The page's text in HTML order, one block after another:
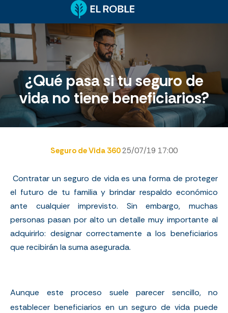
¿Qué pasa si tu seguro de
vida no tiene beneficiarios?
Seguro de Vida 36025/07/19 17:00
Contratar un seguro de vida es una forma de proteger
el futuro de tu familia y brindar respaldo económico
ante cualquier imprevisto. Sin embargo, muchas
personas pasan por alto un detalle muy importante al
adquirirlo: designar correctamente a los beneficiarios
que recibirán la suma asegurada.
Aunque este proceso suele parecer sencillo, no
establecer beneficiarios en un seguro de vida puede